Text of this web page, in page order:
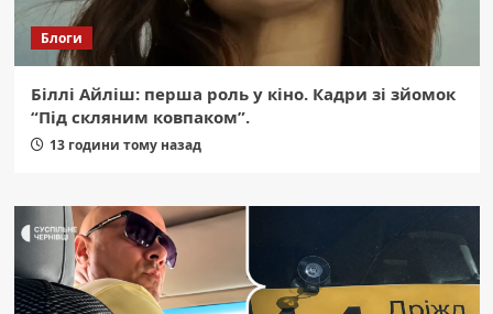
Блоги
Біллі Айліш: перша роль у кіно. Кадри зі зйомок
“Під скляним ковпаком”.
13 години тому назад